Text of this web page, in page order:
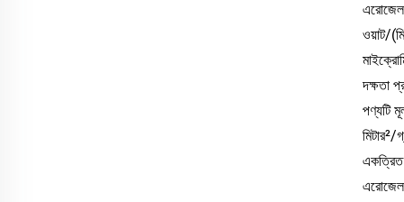
এরোজেল
ওয়াট/
দক্ষতা
পণ্যটি
একত্রিত
এরোজেল